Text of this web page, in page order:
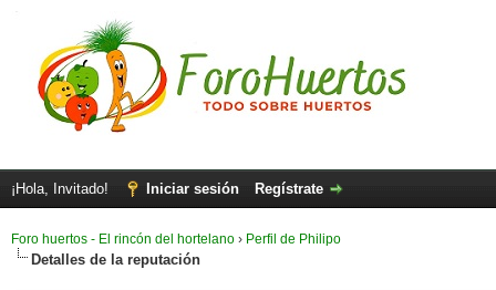
¡Hola, Invitado! Iniciar sesión Regístrate
Foro huertos - El rincón del hortelano › Perfil de Philipo
Detalles de la reputación